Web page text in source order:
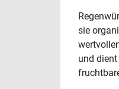
sie
und